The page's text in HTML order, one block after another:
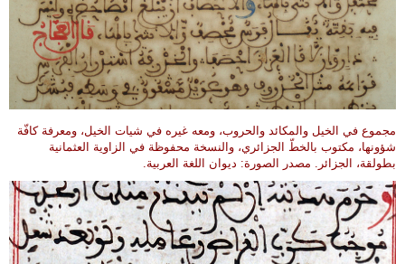
مجموع في الخيل والمكائد والحروب، ومعه غيره في شيات الخيل، ومعرفة كافّة
شؤونها، مكتوب بالخطّ الجزائري، والنسخة محفوظة في الزاوية العثمانية
بطولقة، الجزائر. مصدر الصورة: ديوان اللغة العربية.